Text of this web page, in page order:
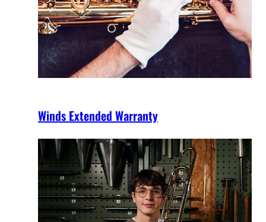
Winds Extended Warranty